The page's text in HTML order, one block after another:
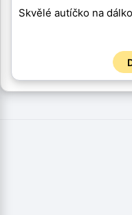
Skvělé autíčko na